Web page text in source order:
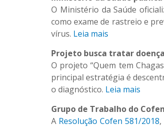
O Ministério da Saúde
como exame de rastreio e
vírus. Leia mais
Projeto busca tratar
O projeto “Quem tem
principal estratégia é
o diagnóstico. Leia mais
Grupo de Trabalho do
A Resolução Cofen 581/2018